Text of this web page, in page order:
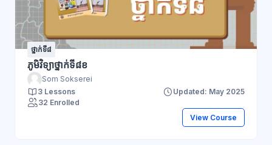
ថ្នាក់ទី៨
ភូមិវិទ្យាថ្នាក់ទី៨ខ
Som Sokserei
3 Lessons
Updated: May 2025
32 Enrolled
View Course